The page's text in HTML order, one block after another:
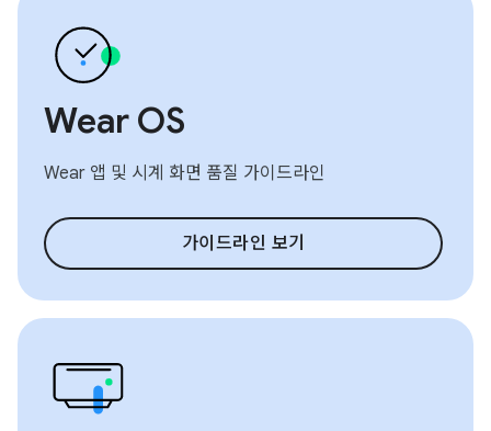
Wear OS
Wear 앱 및 시계 화면 품질 가이드라인
가이드라인 보기